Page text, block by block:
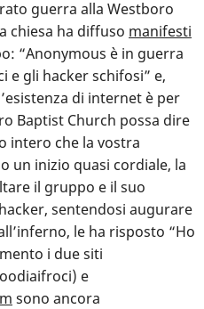
guerra alla Westboro
chiesa ha diffuso manifesti
“Anonymous è in guerra
e gli hacker schifosi” e,
di internet è per
Baptist Church possa dire
intero che la vostra
un inizio quasi cordiale, la
il gruppo e il suo
sentendosi augurare
le ha risposto “Ho
i due siti
e
sono ancora